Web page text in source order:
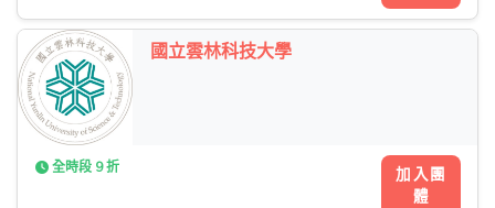
國立雲林科技大學
全時段 9 折
加入團
體